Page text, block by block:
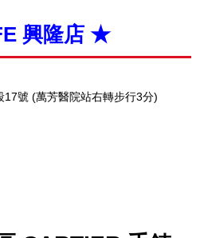
興隆店 ★
號 (萬芳醫院站右轉步行3分)